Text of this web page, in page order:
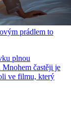
prádlem to
plnou
častěji je
ve filmu, který